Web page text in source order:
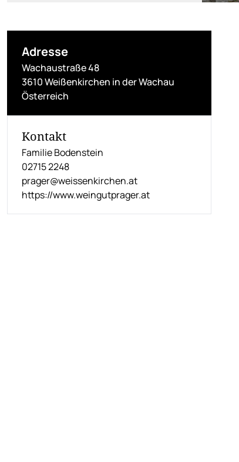
Adresse
Wachaustraße 48
3610 Weißenkirchen in der Wachau
Österreich
Kontakt
Familie Bodenstein
02715 2248
prager@weissenkirchen.at
https://www.weingutprager.at